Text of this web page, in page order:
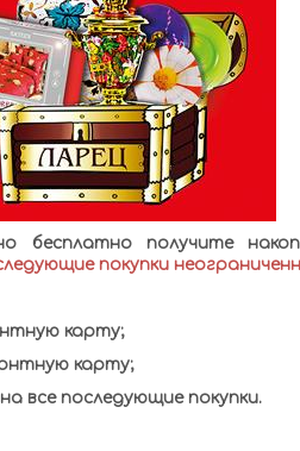
бесплатно получите
покупки
карту;
карту;
все последующие покупки.